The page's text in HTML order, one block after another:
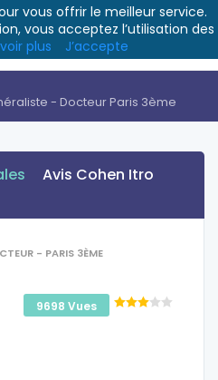
- Docteur Paris 3ème
Avis Cohen Itro
- PARIS 3ÈME
9698 Vues
vous offrir le meilleur service.
vous acceptez l’utilisation des
plus J’accepte